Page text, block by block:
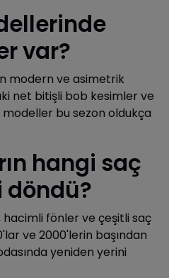
var?
modern ve asimetrik
net bitişli bob kesimler ve
bu sezon oldukça
hangi saç
döndü?
fönler ve çeşitli saç
ve 2000'lerin başından
yeniden yerini